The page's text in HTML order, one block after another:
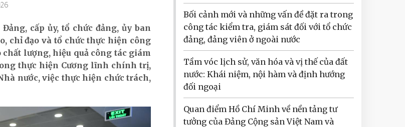
cấp ủy, tổ chức đảng, ủy ban
chỉ đạo và tổ chức thực hiện công
lượng, hiệu quả công tác giám
thực hiện Cương lĩnh chính trị,
nước, việc thực hiện chức trách,
Bối cảnh mới và những vấn đề đặt ra trong
công tác kiểm tra, giám sát đối với tổ chức
đảng, đảng viên ở ngoài nước
Tầm vóc lịch sử, văn hóa và vị thế của đất
nước: Khái niệm, nội hàm và định hướng
đối ngoại
Quan điểm Hồ Chí Minh về nền tảng tư
tưởng của Đảng Cộng sản Việt Nam và